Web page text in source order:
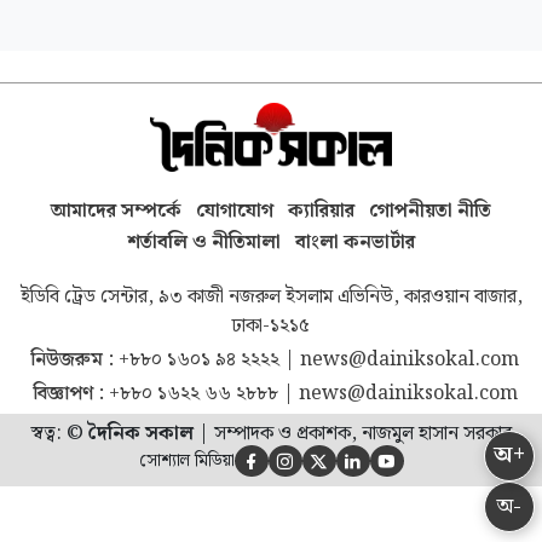
অ-
অ+
আমাদের সম্পর্কে যোগাযোগ ক্যারিয়ার গোপনীয়তা নীতি
শর্তাবলি ও নীতিমালা বাংলা কনভার্টার
ইডিবি ট্রেড সেন্টার, ৯৩ কাজী নজরুল ইসলাম এভিনিউ, কারওয়ান বাজার,
ঢাকা-১২১৫
নিউজরুম : +৮৮০ ১৬০১ ৯৪ ২২২২| news@dainiksokal.com
বিজ্ঞাপণ : +৮৮০ ১৬২২ ৬৬ ২৮৮৮| news@dainiksokal.com
স্বত্ব: ©দৈনিক সকাল| সম্পাদক ও প্রকাশক, নাজমুল হাসান সরকার
সোশ্যাল মিডিয়া     